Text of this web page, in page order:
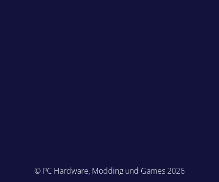
© PC Hardware, Modding und Games 2026